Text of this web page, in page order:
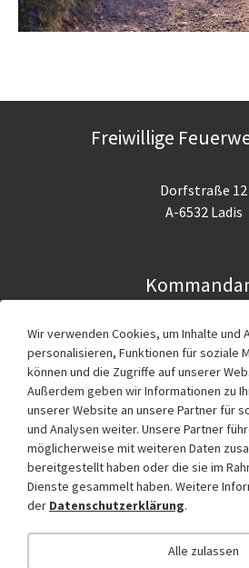
Freiwillige
Dorfstraße 12
A-6532 Ladis
Ing. Günter
Im Notfall 122
Service
FDIS Tirol
TIRIS
Wir verwenden Cookies, um Inhalte und
personalisieren, Funktionen für soziale
können und die Zugriffe auf unserer
Außerdem geben wir Informationen zu
unserer Website an unsere Partner für
und Analysen weiter. Unsere Partner
möglicherweise mit weiteren Daten
bereitgestellt haben oder die sie im
Dienste gesammelt haben. Weitere
der Datenschutzerklärung.
Alle zulassen